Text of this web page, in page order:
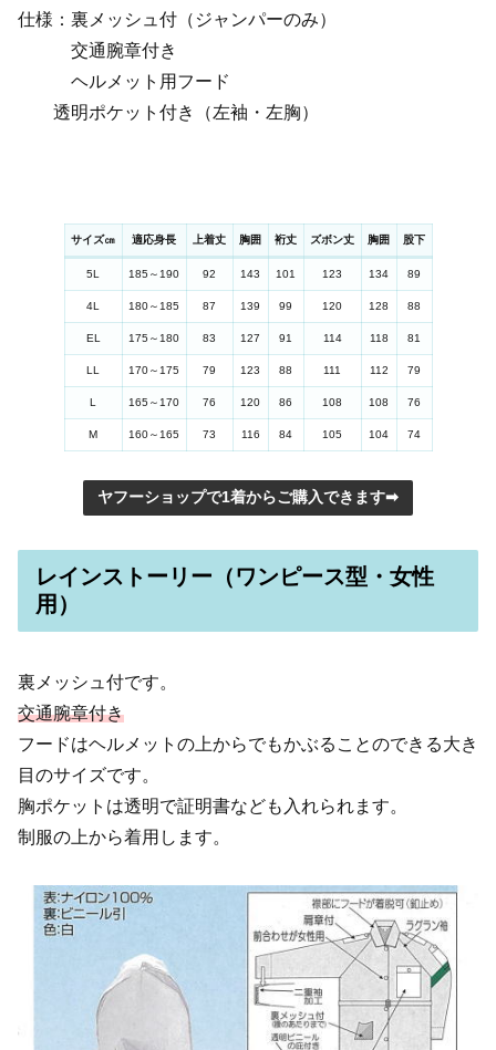
仕様：裏メッシュ付（ジャンパーのみ）
交通腕章付き
ヘルメット用フード
透明ポケット付き（左袖・左胸）
サイズ㎝ 適応身長 上着丈 胸囲 裄丈 ズボン丈 胸囲 股下
5L 185～190 92 143 101 123 134 89
4L 180～185 87 139 99 120 128 88
EL 175～180 83 127 91 114 118 81
LL 170～175 79 123 88 111 112 79
L 165～170 76 120 86 108 108 76
M 160～165 73 116 84 105 104 74
ヤフーショップで1着からご購入できます➡
レインストーリー（ワンピース型・女性
用）
裏メッシュ付です。
交通腕章付き
フードはヘルメットの上からでもかぶることのできる大き
目のサイズです。
胸ポケットは透明で証明書なども入れられます。
制服の上から着用します。